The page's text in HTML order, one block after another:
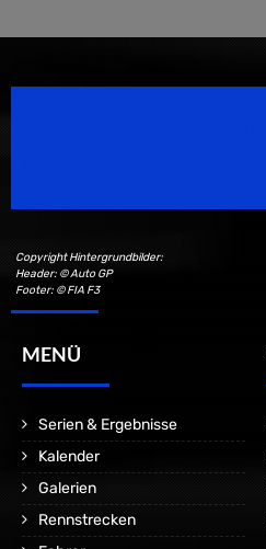
Copyright Hintergrundbilder:
Header: © Auto GP
Footer: © FIA F3
MENÜ
Serien & Ergebnisse
Kalender
Galerien
Rennstrecken